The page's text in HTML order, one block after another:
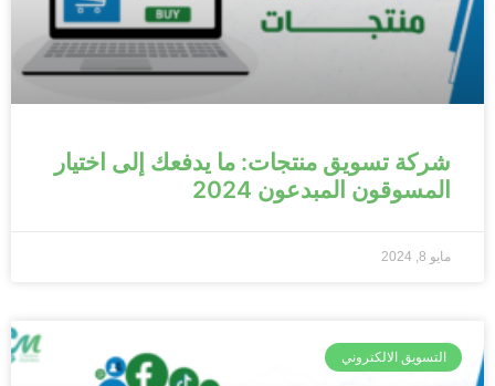
شركة تسويق منتجات: ما يدفعك إلى اختيار
المسوقون المبدعون 2024
مايو 8, 2024
التسويق الالكتروني